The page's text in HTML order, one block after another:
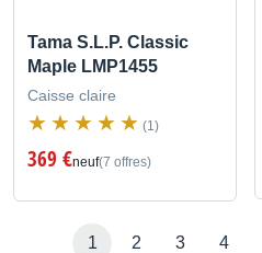
Tama S.L.P. Classic
Maple LMP1455
Caisse claire
(1)
369 €neuf(7 offres)
1 2 3 4